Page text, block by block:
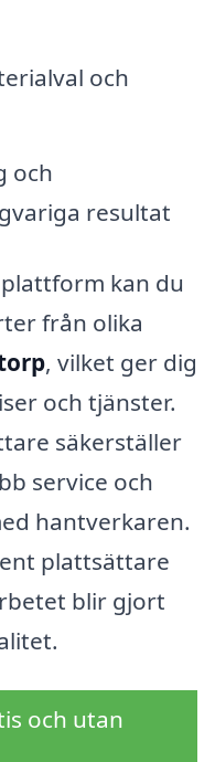
och
och
resultat
kan du
från olika
, vilket ger dig
och tjänster.
säkerställer
service och
hantverkaren.
plattsättare
blir gjort
och utan